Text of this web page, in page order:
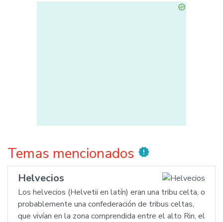
Temas mencionados new_releases
Helvecios
Los helvecios (Helvetii en latín) eran una tribu celta, o
probablemente una confederación de tribus celtas,
que vivían en la zona comprendida entre el alto Rin, el